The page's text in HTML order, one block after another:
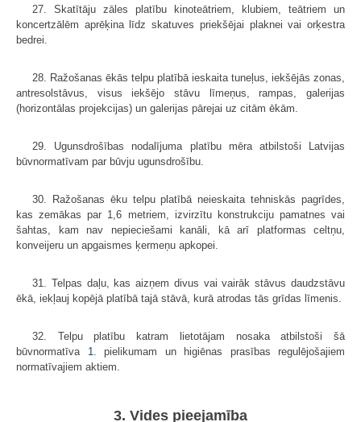
27. Skatītāju zāles platību kinoteātriem, klubiem, teātriem un
koncertzālēm aprēķina līdz skatuves priekšējai plaknei vai orķestra
bedrei.
28. Ražošanas ēkās telpu platībā ieskaita tuneļus, iekšējās zonas,
antresolstāvus, visus iekšējo stāvu līmeņus, rampas, galerijas
(horizontālas projekcijas) un galerijas pārejai uz citām ēkām.
29. Ugunsdrošības nodalījuma platību mēra atbilstoši Latvijas
būvnormatīvam par būvju ugunsdrošību.
30. Ražošanas ēku telpu platībā neieskaita tehniskās pagrīdes,
kas zemākas par 1,6 metriem, izvirzītu konstrukciju pamatnes vai
šahtas, kam nav nepieciešami kanāli, kā arī platformas celtņu,
konveijeru un apgaismes ķermeņu apkopei.
31. Telpas daļu, kas aizņem divus vai vairāk stāvus daudzstāvu
ēkā, iekļauj kopējā platībā tajā stāvā, kurā atrodas tās grīdas līmenis.
32. Telpu platību katram lietotājam nosaka atbilstoši šā
būvnormatīva 1. pielikumam un higiēnas prasības regulējošajiem
normatīvajiem aktiem.
3. Vides pieejamība